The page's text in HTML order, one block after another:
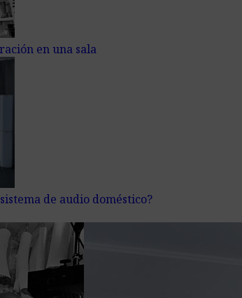
en una sala
de audio doméstico?